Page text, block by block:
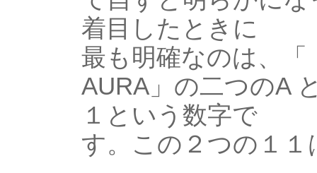
着目したときに
最も明確なのは、「
AURA」の二つのA
１という数字で
す。この２つの１